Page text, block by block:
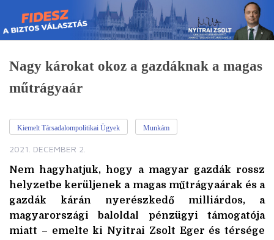
Skip
to
content
Nagy károkat okoz a gazdáknak a magas
műtrágyaár
Kiemelt Társadalompolitikai Ügyek Munkám
2021. DECEMBER 2.
Nem hagyhatjuk, hogy a magyar gazdák rossz
helyzetbe kerüljenek a magas műtrágyaárak és a
gazdák kárán nyerészkedő milliárdos, a
magyarországi baloldal pénzügyi támogatója
miatt – emelte ki Nyitrai Zsolt Eger és térsége